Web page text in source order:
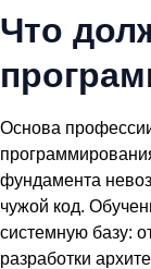
Что
Основа
фундамента
чужой код.
системную базу:
разработки